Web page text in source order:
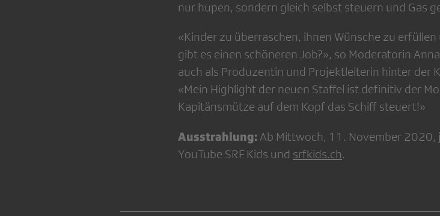
nur hupen, sondern gleich selbst steuern und Gas
«Kinder zu überraschen, ihnen Wünsche zu
gibt es einen schöneren Job?», so Moderatorin
auch als Produzentin und Projektleiterin hinter der
«Mein Highlight der neuen Staffel ist definitiv der
Kapitänsmütze auf dem Kopf das Schiff steuert!»
Ausstrahlung:Ab Mittwoch, 11. November
YouTube SRF Kids und srfkids.ch.